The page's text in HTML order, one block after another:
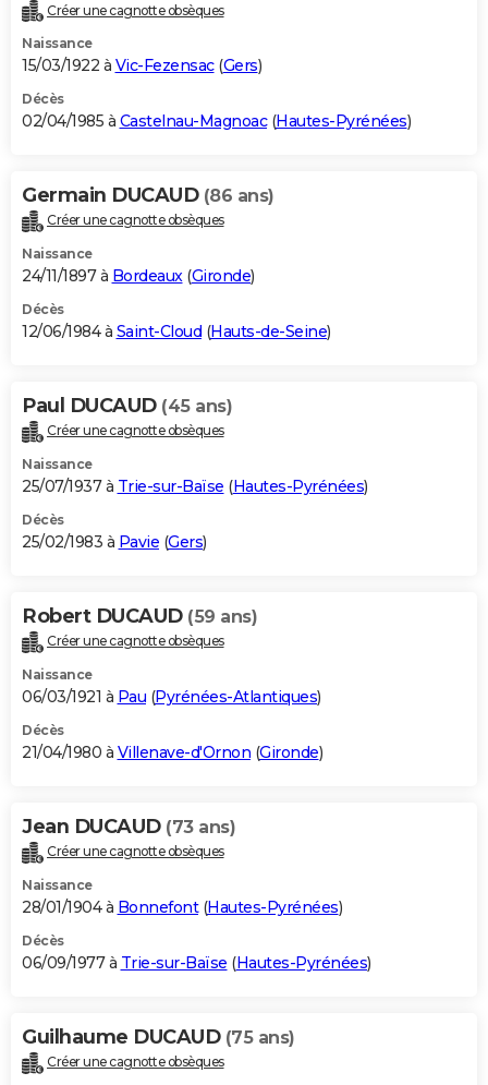
Créer une cagnotte obsèques
Naissance
15/03/1922 à Vic-Fezensac(Gers)
Décès
02/04/1985 à Castelnau-Magnoac(Hautes-Pyrénées)
Germain DUCAUD (86 ans)
Créer une cagnotte obsèques
Naissance
24/11/1897 à Bordeaux(Gironde)
Décès
12/06/1984 à Saint-Cloud (Hauts-de-Seine)
Paul DUCAUD (45 ans)
Créer une cagnotte obsèques
Naissance
25/07/1937 à Trie-sur-Baïse (Hautes-Pyrénées)
Décès
25/02/1983 à Pavie (Gers)
Robert DUCAUD (59 ans)
Créer une cagnotte obsèques
Naissance
06/03/1921 à Pau (Pyrénées-Atlantiques)
Décès
21/04/1980 à Villenave-d'Ornon (Gironde)
Jean DUCAUD (73 ans)
Créer une cagnotte obsèques
Naissance
28/01/1904 à Bonnefont(Hautes-Pyrénées)
Décès
06/09/1977 à Trie-sur-Baïse (Hautes-Pyrénées)
Guilhaume DUCAUD (75 ans)
Créer une cagnotte obsèques